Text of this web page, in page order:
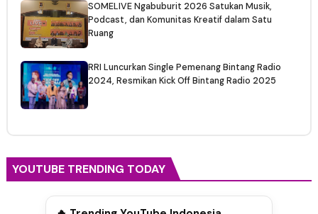
SOMELIVE Ngabuburit 2026 Satukan Musik,
Podcast, dan Komunitas Kreatif dalam Satu
Ruang
RRI Luncurkan Single Pemenang Bintang Radio
2024, Resmikan Kick Off Bintang Radio 2025
YOUTUBE TRENDING TODAY